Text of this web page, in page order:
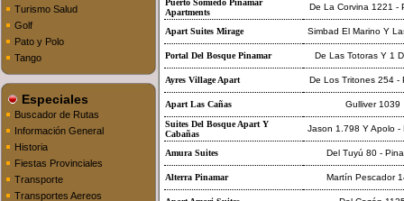
Turismo Salud
Golf
Pato y Polo
Tango
Especiales
Buscador de Rutas
Información General
Historia
Fiestas Provinciales
Transporte
Transportes Aereos
Puerto Somiedo Pinamar
Apartments
De La Corvina 1221 -
Apart Suites Mirage Simbad El Marino Y
Portal Del Bosque Pinamar De Las Totoras Y 1
Ayres Village Apart De Los Tritones 254 -
Apart Las Cañas
Gulliver 1039
Suites Del Bosque Apart Y
Cabañas
Jason 1.798 Y Apolo -
Amura Suites Del Tuyú 80 -
Alterra Pinamar Martín Pescador